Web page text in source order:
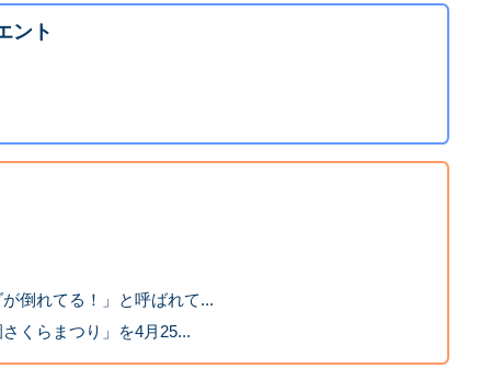
ント
倒れてる！」と呼ばれて...
くらまつり」を4月25...